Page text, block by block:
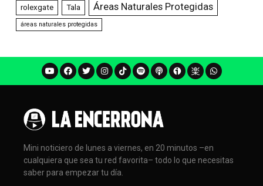
rolexgate Tala Áreas Naturales Protegidas
áreas naturales protegidas
Mini noticiero de lunes a viernes, en 20 minutos –en
cualquiera que sea tu red favorita– todo lo que necesitas
saber para empezar tu día.